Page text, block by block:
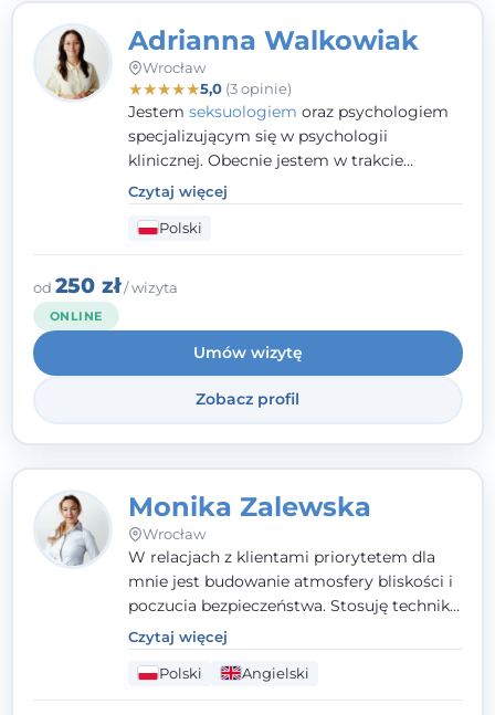
Adrianna Walkowiak
Wrocław
★★★★★5,0(3 opinie)
Jestem seksuologiem oraz psychologiem
specjalizującym się w psychologii
klinicznej. Obecnie jestem w trakcie
szkolenia na psychoterapeutę
systemowego. Posiadam status członka
nadzwyczajnego Wielkopolskiego
TowarzystwaTerapii Systemowejoraz
należę do Polskiego Towarzystwa
pierwszym miejscu stawiam budowanie
atmosfery bezpieczeństwa i zrozumienia w
relacjach z Klientami. Istotna dla nie jest
również koncentracja na dostępnych
zasobach.
Czytaj więcej
Polski
od 250 zł/ wizyta
ONLINE
Umów wizytę
Zobacz profil
Monika Zalewska
Wrocław
W relacjach z klientami priorytetem dla
mnie jest budowanie atmosfery bliskości i
poczucia bezpieczeństwa. Stosuję techniki
poznawczo-behawioralne oraz metody,
które koncentrują się na rozwiązaniach
(TSR). Te polegają na osiąganiu
zamierzonych celów (doprowadzeniu do
Czytaj więcej
Polski Angielski